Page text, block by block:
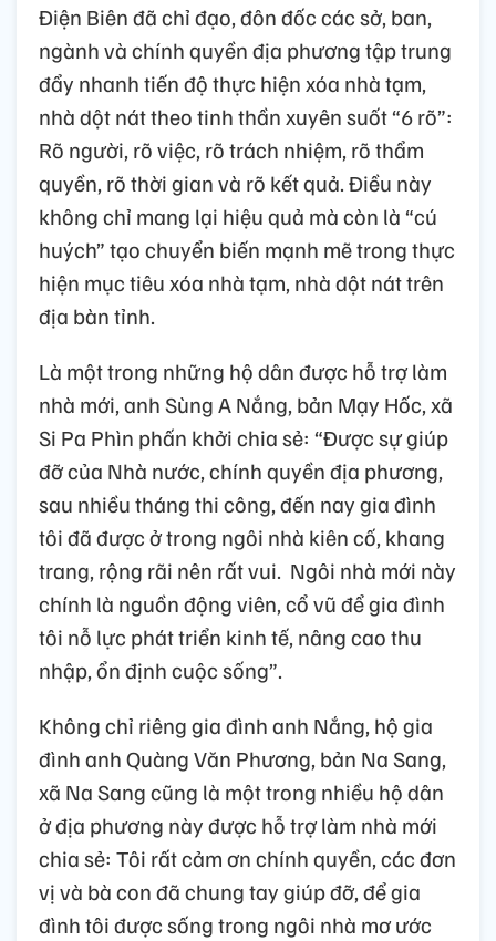
Điện Biên đã chỉ đạo, đôn đốc các sở, ban,
ngành và chính quyền địa phương tập trung
đẩy nhanh tiến độ thực hiện xóa nhà tạm,
nhà dột nát theo tinh thần xuyên suốt “6 rõ”:
Rõ người, rõ việc, rõ trách nhiệm, rõ thẩm
quyền, rõ thời gian và rõ kết quả. Điều này
không chỉ mang lại hiệu quả mà còn là “cú
huých” tạo chuyển biến mạnh mẽ trong thực
hiện mục tiêu xóa nhà tạm, nhà dột nát trên
địa bàn tỉnh.
Là một trong những hộ dân được hỗ trợ làm
nhà mới, anh Sùng A Nắng, bản Mạy Hốc, xã
Si Pa Phìn phấn khởi chia sẻ: “Được sự giúp
đỡ của Nhà nước, chính quyền địa phương,
sau nhiều tháng thi công, đến nay gia đình
tôi đã được ở trong ngôi nhà kiên cố, khang
trang, rộng rãi nên rất vui. Ngôi nhà mới này
chính là nguồn động viên, cổ vũ để gia đình
tôi nỗ lực phát triển kinh tế, nâng cao thu
nhập, ổn định cuộc sống”.
Không chỉ riêng gia đình anh Nắng, hộ gia
đình anh Quàng Văn Phương, bản Na Sang,
xã Na Sang cũng là một trong nhiều hộ dân
ở địa phương này được hỗ trợ làm nhà mới
chia sẻ: Tôi rất cảm ơn chính quyền, các đơn
vị và bà con đã chung tay giúp đỡ, để gia
đình tôi được sống trong ngôi nhà mơ ước